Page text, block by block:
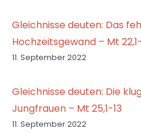
Gleichnisse deuten: Das
Hochzeitsgewand – Mt
11. September 2022
Gleichnisse deuten: Die
Jungfrauen – Mt 25,1-13
11. September 2022